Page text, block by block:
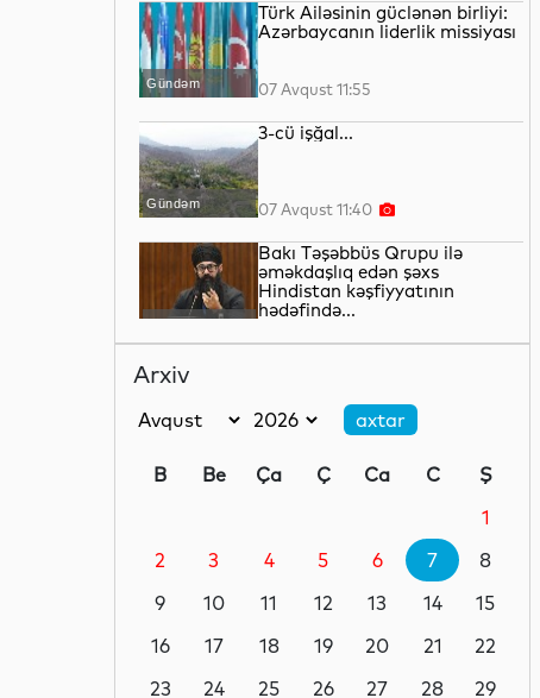
Gündəm
Türk Ailəsinin güclənən birliyi:
Azərbaycanın liderlik missiyası
07 Avqust 11:55
Gündəm
3-cü işğal...
07 Avqust 11:40
Siyasət
Bakı Təşəbbüs Qrupu ilə
əməkdaşlıq edən şəxs
Hindistan kəşfiyyatının
hədəfində...
qanunla tənzimlənəcək
Analitik 07 Avqust 10:30
Analitik
Razılaşma “qapıdadır”...
07 Avqust 10:05
Arxiv
B Be Ça Ç Ca C
Ş
1
2
3 4 5 6 7
8
9
10 11 12 13 14
15
16
17 18 19 20 21
22
23
24 25 26 27 28
29